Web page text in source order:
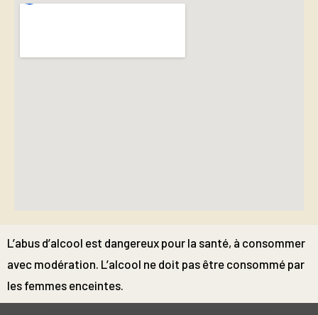
L’abus d’alcool est dangereux pour la santé, à consommer
avec modération. L’alcool ne doit pas être consommé par
les femmes enceintes.